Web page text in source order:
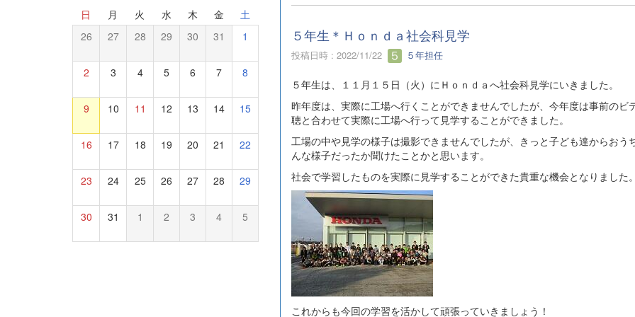
５年生＊Ｈｏｎｄａ社会科見学
投稿日時 : 2022/11/22 ５年担任
５年生は、１１月１５日（火）にＨｏｎｄａへ社会科見学にいきました。
昨年度は、実際に工場へ行くことができませんでしたが、今年度は事前のビ
聴と合わせて実際に工場へ行って見学することができました。
工場の中や見学の様子は撮影できませんでしたが、きっと子ども達からおう
んな様子だったか聞けたことかと思います。
社会で学習したものを実際に見学することができた貴重な機会となりました。
これからも今回の学習を活かして頑張っていきましょう！
日 月 火 水 木 金 土
26 27 28 29 30 31 1
2 3 4 5 6 7 8
9 10 11 12 13 14 15
16 17 18 19 20 21 22
23 24 25 26 27 28 29
30 31 1 2 3 4 5